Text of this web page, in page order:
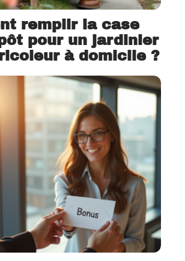
remplir la case
pour un jardinier
à domicile ?